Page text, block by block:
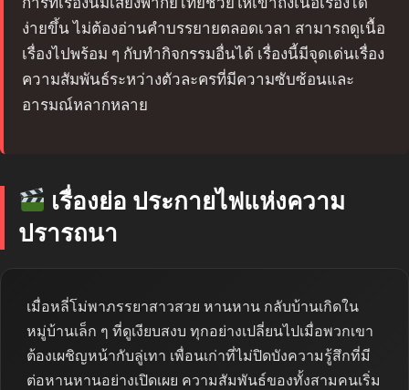
ง่ายขึ้น ไม่ต้องอ่านคำบรรยายตลอดเวลา สามารถดูเนื้อ
เรื่องไปพร้อม ๆ กับทำกิจกรรมอื่นได้ เรื่องนี้มีจุดเด่นเรื่อง
ความสัมพันธ์ระหว่างตัวละครที่มีความซับซ้อนและ
อารมณ์หลากหลาย
เรื่องย่อ ประกายไฟแห่งความ
ปรารถนา
เมื่อหลี่โม่พาภรรยาสาวสวย หานหาน กลับบ้านเกิดใน
หมู่บ้านเล็ก ๆ ที่ดูเงียบสงบ ทุกอย่างเปลี่ยนไปเมื่อพวกเขา
ต้องเผชิญหน้ากับลู่เทา เพื่อนเก่าที่ไม่ปิดบังความรู้สึกที่มี
ต่อหานหานอย่างเปิดเผย ความสัมพันธ์ของทั้งสามคนเริ่ม